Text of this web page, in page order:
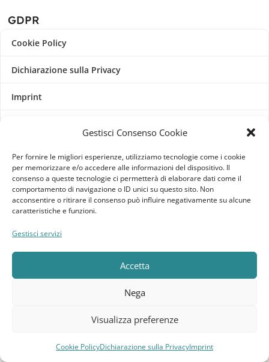
Gestisci Consenso Cookie
Per fornire le migliori esperienze, utilizziamo tecnologie come i cookie
per memorizzare e/o accedere alle informazioni del dispositivo. Il
consenso a queste tecnologie ci permetterà di elaborare dati come il
comportamento di navigazione o ID unici su questo sito. Non
acconsentire o ritirare il consenso può influire negativamente su alcune
caratteristiche e funzioni.
Gestisci servizi
Accetta
Nega
Visualizza preferenze
Cookie PolicyDichiarazione sulla PrivacyImprint
GDPR
Cookie Policy
Dichiarazione sulla Privacy
Imprint
Pagine Dedicate
Raffrescatori Evaporativi Industriali
CLIENTE
Lista dei desideri
CarrelloMenu